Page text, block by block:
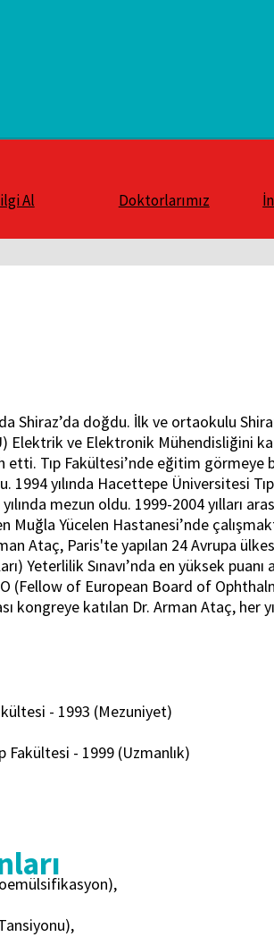
Al Doktorlarımız
Shiraz’da doğdu. İlk ve ortaokulu
Elektrik ve Elektronik Mühendisliğini
Tıp Fakültesi’nde eğitim görmeye
1994 yılında Hacettepe Üniversitesi
yılında mezun oldu. 1999-2004 yılları
Muğla Yücelen Hastanesi’nde
Ataç, Paris'te yapılan 24 Avrupa
Yeterlilik Sınavı’nda en yüksek
(Fellow of European Board of
kongreye katılan Dr. Arman Ataç, her
- 1993 (Mezuniyet)
Fakültesi - 1999 (Uzmanlık)